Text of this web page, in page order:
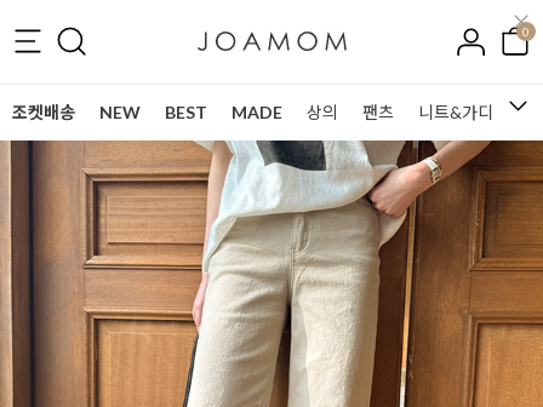
0
조켓배송 NEW BEST MADE 상의 팬츠 니트&가디건